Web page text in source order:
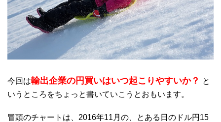
今回は輸出企業の円買いはいつ起こりやすいか？
と
いうところをちょっと書いていこうとおもいます。
冒頭のチャートは、2016年11月の、とある日のドル円15